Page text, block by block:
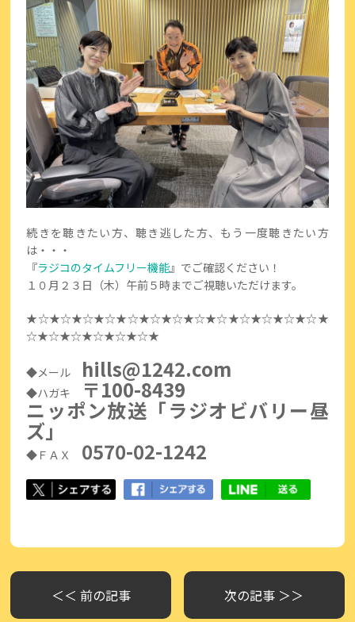
続きを聴きたい方、聴き逃した方、もう一度聴きたい方
は・・・
『ラジコのタイムフリー機能』でご確認ください！
１０月２３日（木）午前５時までご視聴いただけます。
★☆★☆★☆★☆★☆★☆★☆★☆★☆★☆★☆★☆★☆★
☆★☆★☆★☆★☆★☆★
◆メール hills@1242.com
◆ハガキ 〒100-8439
ニッポン放送「ラジオビバリー昼
ズ」
◆ＦＡＸ 0570-02-1242
＜＜ 前の記事 次の記事 ＞＞